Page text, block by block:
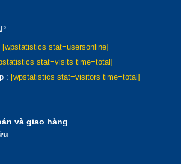
[wpstatistics stat=usersonline]
stat=visits time=total]
: [wpstatistics stat=visitors time=total]
và giao hàng